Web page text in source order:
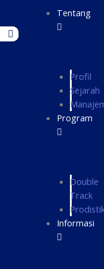
Tentang
Profil
Sejarah
Program
Double
Track
Informasi